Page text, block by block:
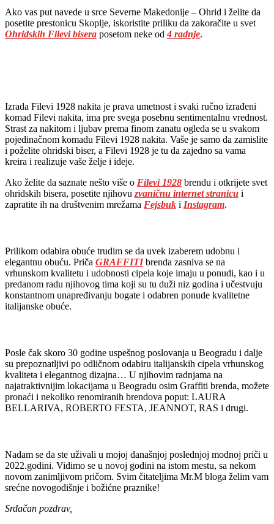
Ako vas put navede u srce Severne Makedonije – Ohrid i želite da
posetite prestonicu Skoplje, iskoristite priliku da zakoračite u svet
Ohridskih Filevi bisera posetom neke od 4 radnje.
Izrada Filevi 1928 nakita je prava umetnost i svaki ručno izrađeni
komad Filevi nakita, ima pre svega posebnu sentimentalnu vrednost.
Strast za nakitom i ljubav prema finom zanatu ogleda se u svakom
pojedinačnom komadu Filevi 1928 nakita. Vaše je samo da zamislite
i poželite ohridski biser, a Filevi 1928 je tu da zajedno sa vama
kreira i realizuje vaše želje i ideje.
Ako želite da saznate nešto više o Filevi 1928 brendu i otkrijete svet
ohridskih bisera, posetite njihovu zvaničnu internet stranicu i
zapratite ih na društvenim mrežama Fejsbuk i Instagram.
Prilikom odabira obuće trudim se da uvek izaberem udobnu i
elegantnu obuću. Priča GRAFFITIbrenda zasniva se na
vrhunskom kvalitetu i udobnosti cipela koje imaju u ponudi, kao i u
predanom radu njihovog tima koji su tu duži niz godina i učestvuju
konstantnom unapređivanju bogate i odabren ponude kvalitetne
italijanske obuće.
Posle čak skoro 30 godine uspešnog poslovanja u Beogradu i dalje
su prepoznatljivi po odličnom odabiru italijanskih cipela vrhunskog
kvaliteta i elegantnog dizajna… U njihovim radnjama na
najatraktivnijim lokacijama u Beogradu osim Graffiti brenda, možete
pronaći i nekoliko renomiranih brendova poput: LAURA
BELLARIVA, ROBERTO FESTA, JEANNOT, RAS i drugi.
Nadam se da ste uživali u mojoj današnjoj poslednjoj modnoj priči u
2022.godini. Vidimo se u novoj godini na istom mestu, sa nekom
novom zanimljivom pričom. Svim čitateljima Mr.M bloga želim vam
srećne novogodišnje i božićne praznike!
Srdačan pozdrav,